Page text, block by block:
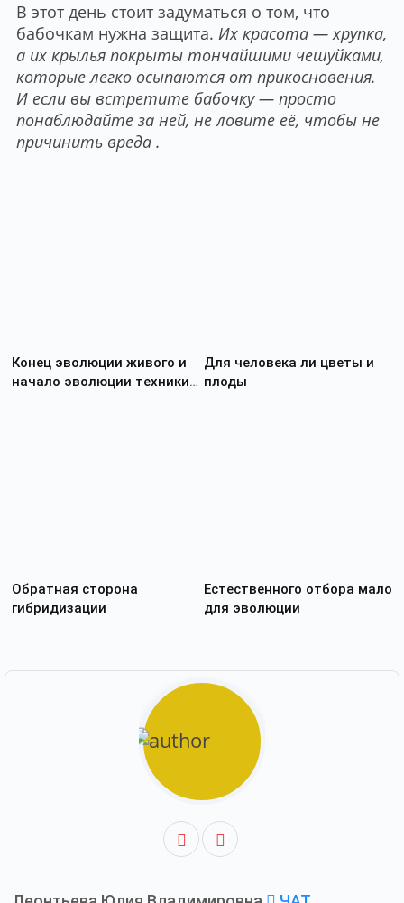
В этот день стоит задуматься о том, что
бабочкам нужна защита. Их красота — хрупка,
а их крылья покрыты тончайшими чешуйками,
которые легко осыпаются от прикосновения.
И если вы встретите бабочку — просто
понаблюдайте за ней, не ловите её, чтобы не
причинить вреда .
Конец эволюции живого и
начало эволюции техники
Для человека ли цветы и
плоды
Обратная сторона
гибридизации
Естественного отбора мало
для эволюции